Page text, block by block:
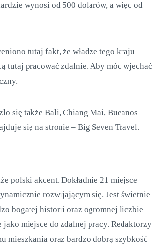
wynosi od 500 dolarów, a więc od
tutaj fakt, że władze tego kraju
tutaj pracować zdalnie. Aby móc wjechać
się także Bali, Chiang Mai, Bueanos
się na stronie – Big Seven Travel.
polski akcent. Dokładnie 21 miejsce
rozwijającym się. Jest świetnie
bogatej historii oraz ogromnej liczbie
miejsce do zdalnej pracy. Redaktorzy
mieszkania oraz bardzo dobrą szybkość